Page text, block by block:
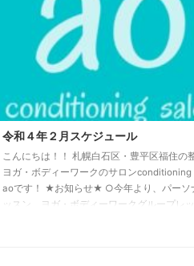
令和４年２月スケジュール
こんにちは！！ 札幌白石区・豊平区福住の
ヨガ・ボディーワークのサロンconditioning
aoです！ ★お知らせ★ ○今年より、パーソ
ッスン、ヨガ・ボディーワークグループレ